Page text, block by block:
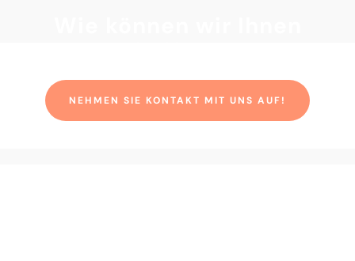
NEHMEN SIE KONTAKT MIT UNS AUF!